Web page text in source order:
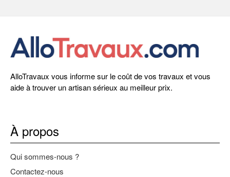
AlloTravaux vous informe sur le coût de vos travaux et vous
aide à trouver un artisan sérieux au meilleur prix.
À propos
Qui sommes-nous ?
Contactez-nous